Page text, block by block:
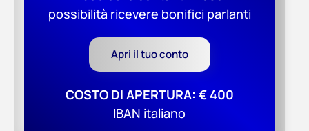
possibilità ricevere bonifici parlanti
Apri il tuo conto
COSTO DI APERTURA: € 400
IBAN italiano